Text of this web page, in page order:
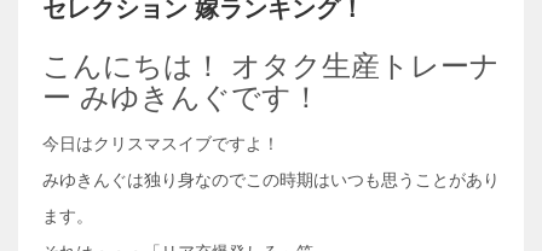
セレクション 嫁ランキング！
こんにちは！ オタク生産トレーナ
ー みゆきんぐです！
今日はクリスマスイブですよ！
みゆきんぐは独り身なのでこの時期はいつも思うことがあり
ます。